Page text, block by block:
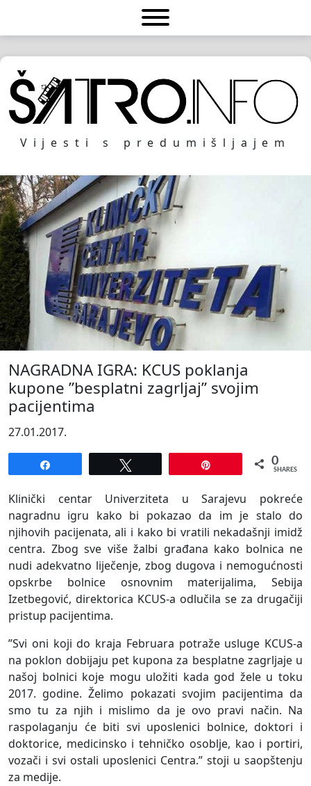
Vijesti s predumišljajem
NAGRADNA IGRA: KCUS poklanja
kupone ”besplatni zagrljaj” svojim
pacijentima
27.01.2017.
0
SHARES
Klinički centar Univerziteta u Sarajevu pokreće
nagradnu igru kako bi pokazao da im je stalo do
njihovih pacijenata, ali i kako bi vratili nekadašnji imidž
centra. Zbog sve više žalbi građana kako bolnica ne
nudi adekvatno liječenje, zbog dugova i nemogućnosti
opskrbe bolnice osnovnim materijalima, Sebija
Izetbegović, direktorica KCUS-a odlučila se za drugačiji
pristup pacijentima.
”Svi oni koji do kraja Februara potraže usluge KCUS-a
na poklon dobijaju pet kupona za besplatne zagrljaje u
našoj bolnici koje mogu uložiti kada god žele u toku
2017. godine. Želimo pokazati svojim pacijentima da
smo tu za njih i mislimo da je ovo pravi način. Na
raspolaganju će biti svi uposlenici bolnice, doktori i
doktorice, medicinsko i tehničko osoblje, kao i portiri,
vozači i svi ostali uposlenici Centra.” stoji u saopštenju
za medije.